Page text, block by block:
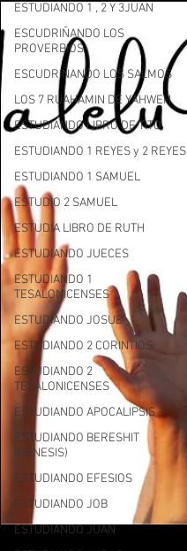
ESTUDIANDO 1 , 2 Y 3JUAN
ESCUDRIÑANDO LOS
PROVERBIOS
ESCUDRIÑANDO LOS SALMOS
LOS 7 RUAHAMIN DE YAHWEH
ESTUDIANDO LIBRO DE TITO
ESTUDIANDO 1 REYES y 2 REYES
ESTUDIANDO 1 SAMUEL
ESTUDIO 2 SAMUEL
ESTUDIA LIBRO DE RUTH
ESTUDIANDO JUECES
ESTUDIANDO 1
TESALONICENSES
ESTUDIANDO JOSUE
ESTUDIANDO 2 CORINTIOS
ESTUDIANDO 2
TESALONICENSES
ESTUDIANDO APOCALIPSIS
ESTUDIANDO BERESHIT
(GENESIS)
ESTUDIANDO EFESIOS
ESTUDIANDO JOB
ESTUDIANDO JUAN